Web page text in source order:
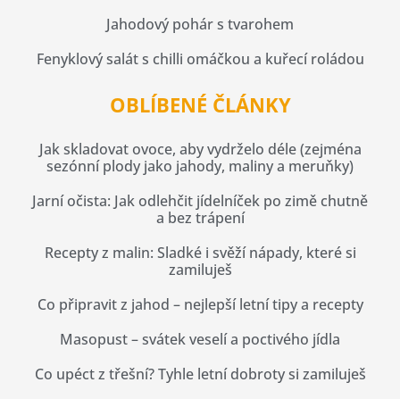
Jahodový pohár s tvarohem
Fenyklový salát s chilli omáčkou a kuřecí roládou
OBLÍBENÉ ČLÁNKY
Jak skladovat ovoce, aby vydrželo déle (zejména
sezónní plody jako jahody, maliny a meruňky)
Jarní očista: Jak odlehčit jídelníček po zimě chutně
a bez trápení
Recepty z malin: Sladké i svěží nápady, které si
zamiluješ
Co připravit z jahod – nejlepší letní tipy a recepty
Masopust – svátek veselí a poctivého jídla
Co upéct z třešní? Tyhle letní dobroty si zamiluješ